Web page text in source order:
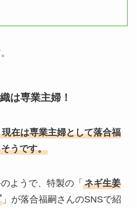
は専業主婦！
在は専業主婦として落合福
うです。
ようで、特製の「 ネギ生姜
」が落合福嗣さんのSNSで紹